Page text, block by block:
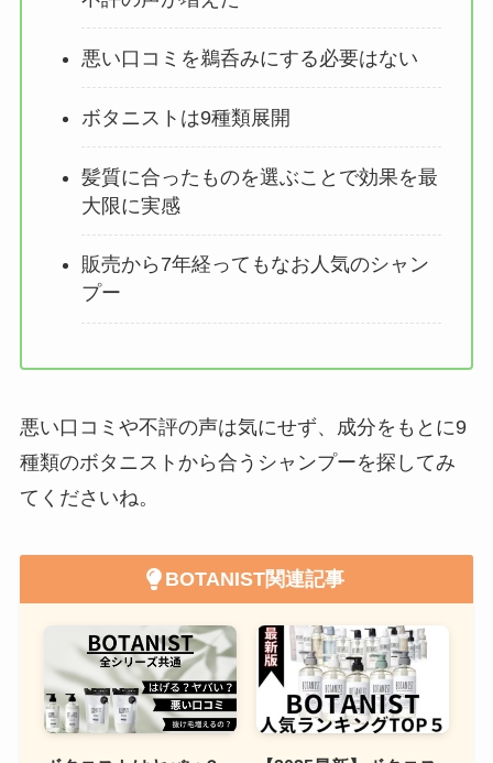
悪い口コミを鵜呑みにする必要はない
ボタニストは9種類展開
髪質に合ったものを選ぶことで効果を最
大限に実感
販売から7年経ってもなお人気のシャン
プー
悪い口コミや不評の声は気にせず、成分をもとに9
種類のボタニストから合うシャンプーを探してみ
てくださいね。
BOTANIST関連記事